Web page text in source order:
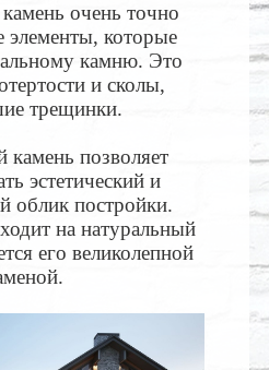
очень точно
элементы, которые
камню. Это
и сколы,
трещинки.
камень позволяет
эстетический и
облик постройки.
на натуральный
его великолепной